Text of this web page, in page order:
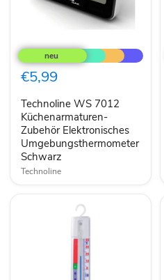
WS
7012
Küchenarmaturen-
Zubehör
Umgebungsthermometer
Schwarz
€5,99
Technoline WS 7012
Küchenarmaturen-
Zubehör Elektronisches
Umgebungsthermometer
Schwarz
Technoline